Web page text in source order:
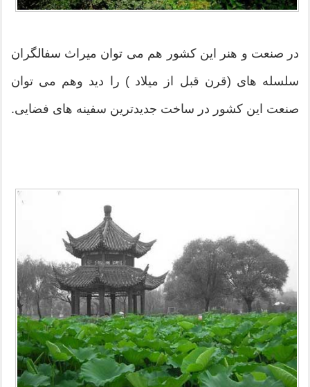
در صنعت و هنر این کشور هم می توان میراث سفالگران
سلسله های (قرن قبل از میلاد ) را دید وهم می توان
صنعت این کشور در ساخت جدیدترین سفینه های فضایی.